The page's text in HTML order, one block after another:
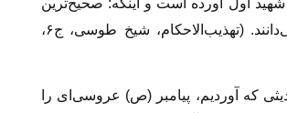
نظریه در این مورد، قول کسانی است که آن را مباح می‌دانند. (تهذیب‌الاحکام، شیخ طوسی، ج۶،
که آوردیم، پیامبر (ص) عروسی‌ای را